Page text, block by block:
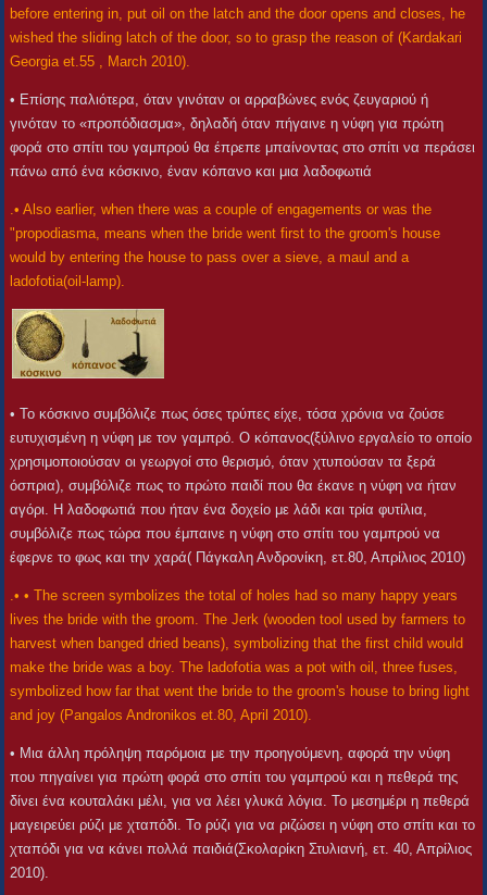
before entering in, put oil on the latch and the door opens and closes, he
wished the sliding latch of the door, so to grasp the reason of (Kardakari
Georgia et.55 , March 2010).
• Επίσης παλιότερα, όταν γινόταν οι αρραβώνες ενός ζευγαριού ή
γινόταν το «προπόδιασμα», δηλαδή όταν πήγαινε η νύφη για πρώτη
φορά στο σπίτι του γαμπρού θα έπρεπε μπαίνοντας στο σπίτι να περάσει
πάνω από ένα κόσκινο, έναν κόπανο και μια λαδοφωτιά
.• Also earlier, when there was a couple of engagements or was the
"propodiasma, means when the bride went first to the groom's house
would by entering the house to pass over a sieve, a maul and a
ladofotia(oil-lamp).
• Το κόσκινο συμβόλιζε πως όσες τρύπες είχε, τόσα χρόνια να ζούσε
ευτυχισμένη η νύφη με τον γαμπρό. Ο κόπανος(ξύλινο εργαλείο το οποίο
χρησιμοποιούσαν οι γεωργοί στο θερισμό, όταν χτυπούσαν τα ξερά
όσπρια), συμβόλιζε πως το πρώτο παιδί που θα έκανε η νύφη να ήταν
αγόρι. Η λαδοφωτιά που ήταν ένα δοχείο με λάδι και τρία φυτίλια,
συμβόλιζε πως τώρα που έμπαινε η νύφη στο σπίτι του γαμπρού να
έφερνε το φως και την χαρά( Πάγκαλη Ανδρονίκη, ετ.80, Απρίλιος 2010)
.• • The screen symbolizes the total of holes had so many happy years
lives the bride with the groom. The Jerk (wooden tool used by farmers to
harvest when banged dried beans), symbolizing that the first child would
make the bride was a boy. The ladofotia was a pot with oil, three fuses,
symbolized how far that went the bride to the groom's house to bring light
and joy (Pangalos Andronikos et.80, April 2010).
• Μια άλλη πρόληψη παρόμοια με την προηγούμενη, αφορά την νύφη
που πηγαίνει για πρώτη φορά στο σπίτι του γαμπρού και η πεθερά της
δίνει ένα κουταλάκι μέλι, για να λέει γλυκά λόγια. Το μεσημέρι η πεθερά
μαγειρεύει ρύζι με χταπόδι. Το ρύζι για να ριζώσει η νύφη στο σπίτι και το
χταπόδι για να κάνει πολλά παιδιά(Σκολαρίκη Στυλιανή, ετ. 40, Απρίλιος
2010).